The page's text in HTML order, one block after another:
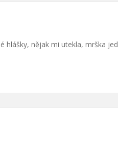
hlášky, nějak mi utekla, mrška